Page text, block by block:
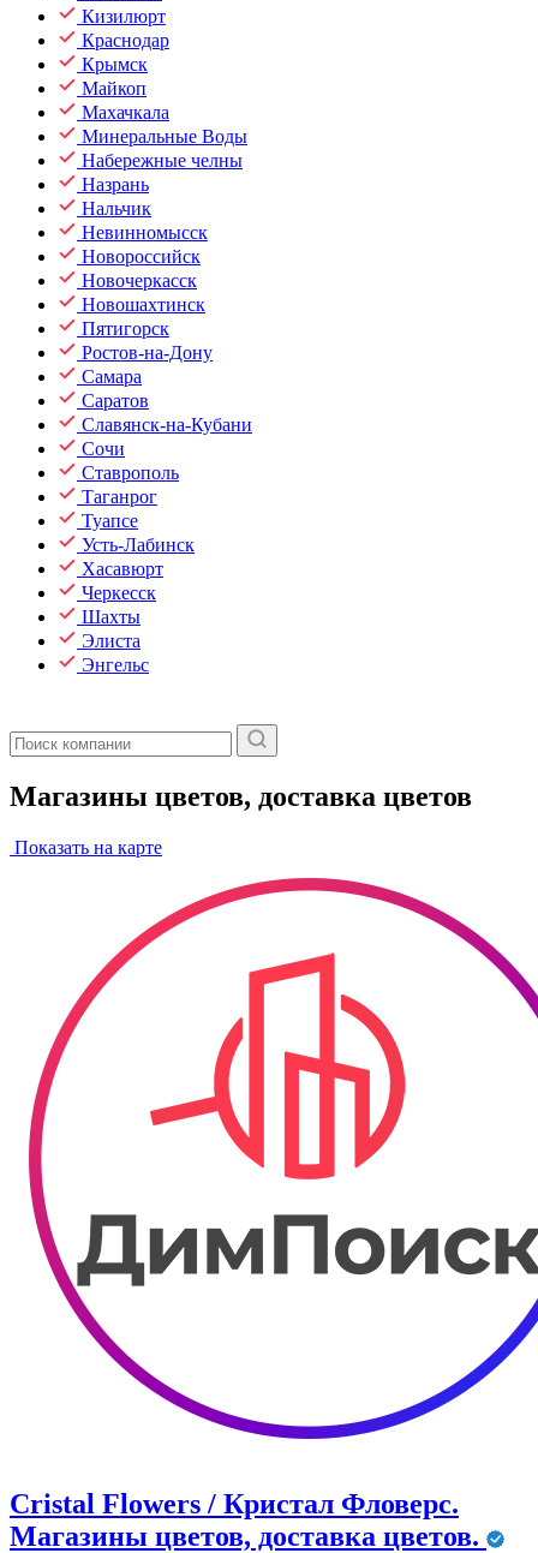
Кизилюрт
Краснодар
Крымск
Майкоп
Махачкала
Минеральные Воды
Набережные челны
Назрань
Нальчик
Невинномысск
Новороссийск
Новочеркасск
Новошахтинск
Пятигорск
Ростов-на-Дону
Самара
Саратов
Славянск-на-Кубани
Сочи
Ставрополь
Таганрог
Туапсе
Усть-Лабинск
Хасавюрт
Черкесск
Шахты
Элиста
Энгельс
Магазины цветов, доставка цветов
Показать на карте
Cristal Flowers / Кристал Фловерс.
Магазины цветов, доставка цветов.